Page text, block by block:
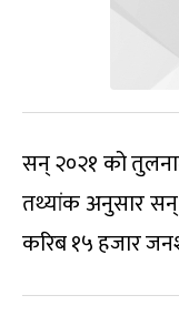
सन् २०२१ को
तथ्यांक अनुसार सन्
करिब १५ हजार